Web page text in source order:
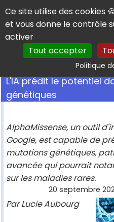
Panneau de gestion des
Ce site utilise des cookies 🍪
et vous donne le contrôle
activer
Tout accepter
Politique
L'IA prédit le potentiel
génétiques
AlphaMissense, un outil
Google, est capable de
mutations génétiques,
avancée qui pourrait
sur les maladies rares.
20 septembre
Par Lucie Aubourg